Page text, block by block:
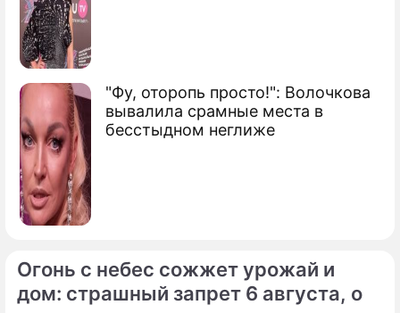
"Фу, оторопь просто!": Волочкова
вывалила срамные места в
бесстыдном неглиже
Огонь с небес сожжет урожай и
дом: страшный запрет 6 августа, о